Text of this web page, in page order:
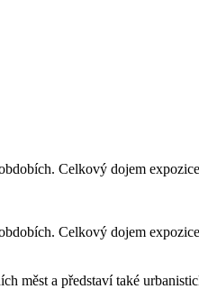
Celkový dojem
Celkový dojem
měst a představí také